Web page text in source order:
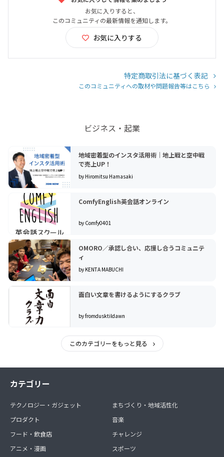
お気に入りすると、
このコミュニティの最新情報を通知します。
お気に入りする
特定商取引法に基づく表記
このコミュニティへの取材や問題報告等はこちら
ビジネス・起業
地域密着型のインスタ活用術｜地上戦と空中戦
で売上UP！
by Hiromitsu Hamasaki
ComfyEnglish英会話オンライン
by Comfy0401
OMORO／承認し合い、応援し合うコミュニテ
ィ
by KENTA MABUCHI
面白い文章を書けるようにするクラブ
by fromdusktildawn
このカテゴリーをもっと見る
カテゴリー
テクノロジー・ガジェット
プロダクト
フード・飲食店
アニメ・漫画
まちづくり・地域活性化
音楽
チャレンジ
スポーツ